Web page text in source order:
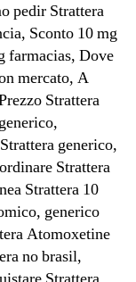
pedir Strattera
Sconto 10 mg
farmacias, Dove
mercato, A
Strattera
generico,
Strattera
Strattera 10
generico
Atomoxetine
no brasil,